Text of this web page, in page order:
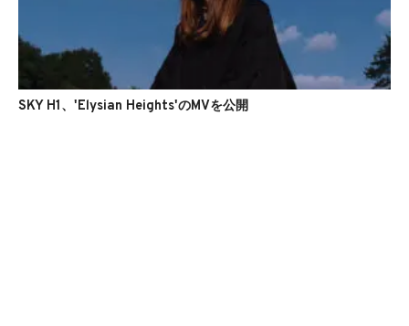
SKY H1、'Elysian Heights'のMVを公開